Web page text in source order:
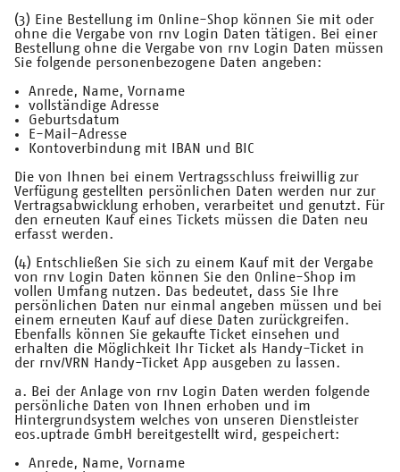
(3) Eine Bestellung im Online-Shop können Sie mit oder
ohne die Vergabe von rnv Login Daten tätigen. Bei einer
Bestellung ohne die Vergabe von rnv Login Daten müssen
Sie folgende personenbezogene Daten angeben:
Anrede, Name, Vorname
vollständige Adresse
Geburtsdatum
E-Mail-Adresse
Kontoverbindung mit IBAN und BIC
Die von Ihnen bei einem Vertragsschluss freiwillig zur
Verfügung gestellten persönlichen Daten werden nur zur
Vertragsabwicklung erhoben, verarbeitet und genutzt. Für
den erneuten Kauf eines Tickets müssen die Daten neu
erfasst werden.
(4) Entschließen Sie sich zu einem Kauf mit der Vergabe
von rnv Login Daten können Sie den Online-Shop im
vollen Umfang nutzen. Das bedeutet, dass Sie Ihre
persönlichen Daten nur einmal angeben müssen und bei
einem erneuten Kauf auf diese Daten zurückgreifen.
Ebenfalls können Sie gekaufte Ticket einsehen und
erhalten die Möglichkeit Ihr Ticket als Handy-Ticket in
der rnv/VRN Handy-Ticket App ausgeben zu lassen.
a. Bei der Anlage von rnv Login Daten werden folgende
persönliche Daten von Ihnen erhoben und im
Hintergrundsystem welches von unseren Dienstleister
eos.uptrade GmbH bereitgestellt wird, gespeichert:
Anrede, Name, Vorname